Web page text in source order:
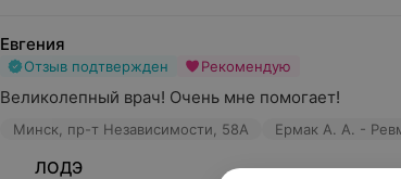
Евгения
Отзыв подтвержден Рекомендую
Великолепный врач! Очень мне помогает!
Минск, пр-т Независимости, 58А Ермак А. А. -
ЛОДЭ